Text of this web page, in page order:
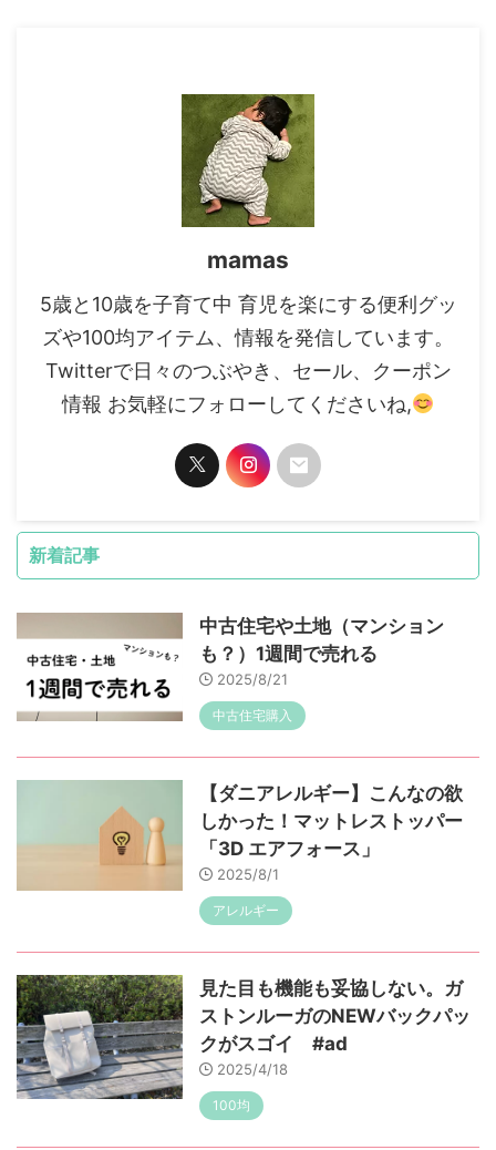
mamas
5歳と10歳を子育て中 育児を楽にする便利グッ
ズや100均アイテム、情報を発信しています。
Twitterで日々のつぶやき、セール、クーポン
情報 お気軽にフォローしてくださいね,
新着記事
中古住宅や土地（マンション
も？）1週間で売れる
2025/8/21
中古住宅購入
【ダニアレルギー】こんなの欲
しかった！マットレストッパー
「3D エアフォース」
2025/8/1
アレルギー
見た目も機能も妥協しない。ガ
ストンルーガのNEWバックパッ
クがスゴイ #ad
2025/4/18
100均